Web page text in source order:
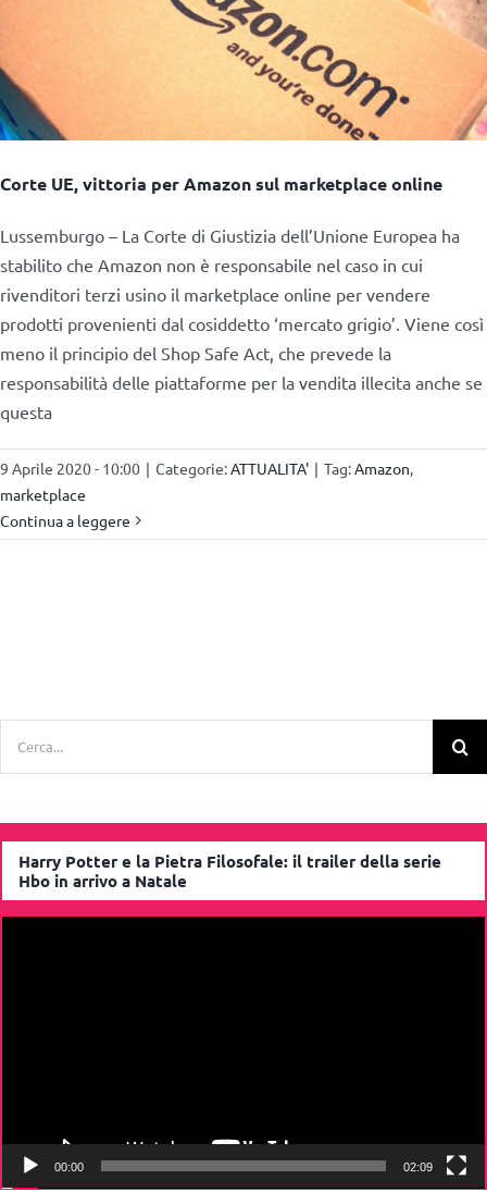
Corte UE, vittoria per Amazon sul marketplace online
Lussemburgo – La Corte di Giustizia dell’Unione Europea ha
stabilito che Amazon non è responsabile nel caso in cui
rivenditori terzi usino il marketplace online per vendere
prodotti provenienti dal cosiddetto ‘mercato grigio’. Viene così
meno il principio del Shop Safe Act, che prevede la
responsabilità delle piattaforme per la vendita illecita anche se
questa
9 Aprile 2020 - 10:00 | Categorie:ATTUALITA' | Tag:Amazon,
marketplace
Continua a leggere
Harry Potter e la Pietra Filosofale: il trailer della serie
Hbo in arrivo a Natale
00:00 02:09